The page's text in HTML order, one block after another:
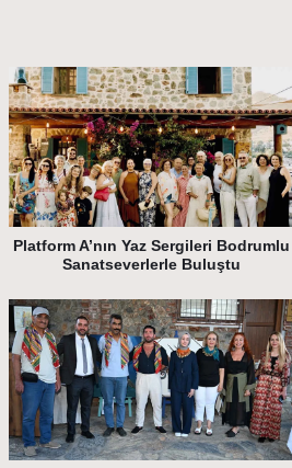
Platform A’nın Yaz Sergileri Bodrumlu
Sanatseverlerle Buluştu